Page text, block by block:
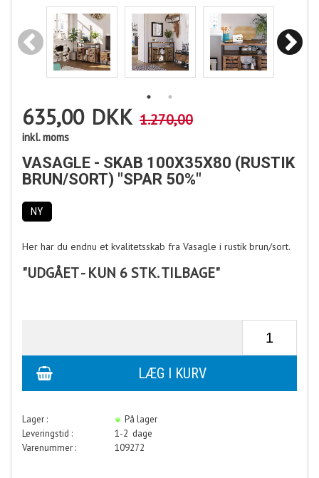
635,00 DKK 1.270,00
inkl. moms
VASAGLE - SKAB 100X35X80 (RUSTIK
BRUN/SORT) "SPAR 50%"
NY
Her har du endnu et kvalitetsskab fra Vasagle i rustik brun/sort.
"UDGÅET - KUN 6 STK. TILBAGE"
Lager :
På lager
Leveringstid :
1-2 dage
Varenummer :
109272